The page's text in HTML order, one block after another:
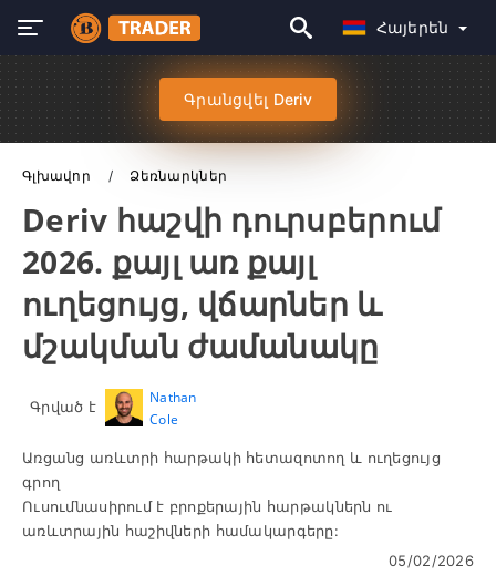
Հայերեն
Գրանցվել Deriv
Գլխավոր Ձեռնարկներ
Deriv հաշվի դուրսբերում
2026. քայլ առ քայլ
ուղեցույց, վճարներ և
մշակման ժամանակը
Գրված է
Nathan
Cole
Առցանց առևտրի հարթակի հետազոտող և ուղեցույց
գրող
Ուսումնասիրում է բրոքերային հարթակներն ու
առևտրային հաշիվների համակարգերը:
05/02/2026